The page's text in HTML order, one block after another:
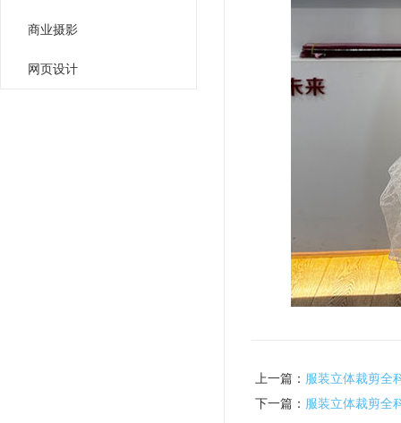
商业摄影
网页设计
上一篇： 服装立体裁剪全
下一篇： 服装立体裁剪全